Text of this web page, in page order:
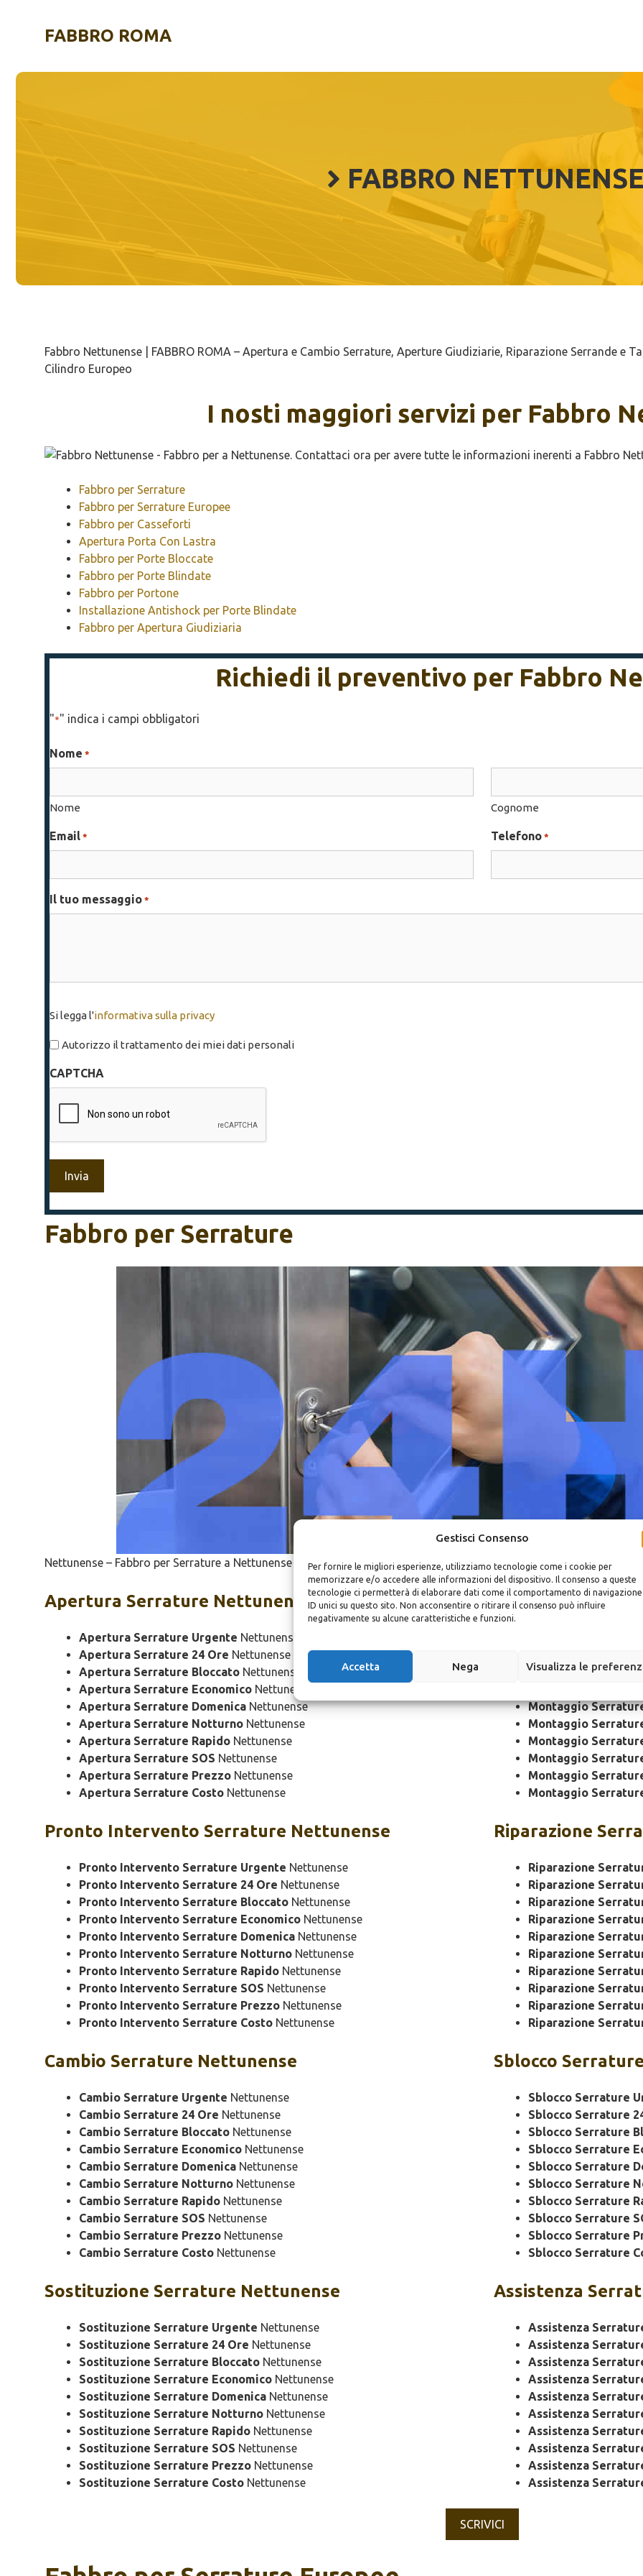
Gestisci Consenso
Per fornire le migliori esperienze, utilizziamo tecnologie come i cookie per
memorizzare e/o accedere alle informazioni del dispositivo. Il consenso a queste
tecnologie ci permetterà di elaborare dati come il comportamento di navigazione
ID unici su questo sito. Non acconsentire o ritirare il consenso può influire
negativamente su alcune caratteristiche e funzioni.
Accetta Nega Visualizza le
contenutoFABBRO ROMA
FABBRO NETTUNENSE
Fabbro Nettunense | FABBRO ROMA – Apertura e Cambio Serrature, Aperture Giudiziarie, Riparazione Serrande e
Cilindro Europeo
I nosti maggiori servizi per Fabbro
Fabbro per Serrature
Fabbro per Serrature Europee
Fabbro per Casseforti
Apertura Porta Con Lastra
Fabbro per Porte Bloccate
Fabbro per Porte Blindate
Fabbro per Portone
Installazione Antishock per Porte Blindate
Fabbro per Apertura Giudiziaria
Richiedi il preventivo per Fabbro
"*" indica i campi obbligatori
Nome *
Nome Cognome
Email * Telefono *
Il tuo messaggio *
legga
l'informativa
privacy
Si legga l'informativa sulla privacy
Autorizzo il trattamento dei miei dati personali
CAPTCHA
Fabbro per Serrature
Nettunense – Fabbro per Serrature a Nettunense
Apertura Serrature Nettunense
Apertura Serrature Urgente Nettunense
Apertura Serrature 24 Ore Nettunense
Apertura Serrature Bloccato Nettunense
Apertura Serrature Economico Nettunense
Apertura Serrature Domenica Nettunense
Apertura Serrature Notturno Nettunense
Apertura Serrature Rapido Nettunense
Apertura Serrature SOS Nettunense
Apertura Serrature Prezzo Nettunense
Apertura Serrature Costo Nettunense
Pronto Intervento Serrature Nettunense
Pronto Intervento Serrature Urgente Nettunense
Pronto Intervento Serrature 24 Ore Nettunense
Pronto Intervento Serrature Bloccato Nettunense
Pronto Intervento Serrature Economico Nettunense
Pronto Intervento Serrature Domenica Nettunense
Pronto Intervento Serrature Notturno Nettunense
Pronto Intervento Serrature Rapido Nettunense
Pronto Intervento Serrature SOS Nettunense
Pronto Intervento Serrature Prezzo Nettunense
Pronto Intervento Serrature Costo Nettunense
Cambio Serrature Nettunense
Cambio Serrature Urgente Nettunense
Cambio Serrature 24 Ore Nettunense
Cambio Serrature Bloccato Nettunense
Cambio Serrature Economico Nettunense
Cambio Serrature Domenica Nettunense
Cambio Serrature Notturno Nettunense
Cambio Serrature Rapido Nettunense
Cambio Serrature SOS Nettunense
Cambio Serrature Prezzo Nettunense
Cambio Serrature Costo Nettunense
Sostituzione Serrature Nettunense
Sostituzione Serrature Urgente Nettunense
Sostituzione Serrature 24 Ore Nettunense
Sostituzione Serrature Bloccato Nettunense
Sostituzione Serrature Economico Nettunense
Sostituzione Serrature Domenica Nettunense
Sostituzione Serrature Notturno Nettunense
Sostituzione Serrature Rapido Nettunense
Sostituzione Serrature SOS Nettunense
Sostituzione Serrature Prezzo Nettunense
Sostituzione Serrature Costo Nettunense
Montaggio
Montaggio
Montaggio
Montaggio
Montaggio
Montaggio
Montaggio
Montaggio
Montaggio
Montaggio
Montaggio
Riparazione
Riparazione
Riparazione
Riparazione
Riparazione
Riparazione
Riparazione
Riparazione
Riparazione
Riparazione
Riparazione
Sblocco
Sblocco Serrature
Sblocco Serrature
Sblocco Serrature
Sblocco Serrature
Sblocco Serrature
Sblocco Serrature
Sblocco Serrature
Sblocco Serrature
Sblocco Serrature
Sblocco Serrature
Assistenza
Assistenza
Assistenza
Assistenza
Assistenza
Assistenza
Assistenza
Assistenza
Assistenza
Assistenza
Assistenza
SCRIVICI